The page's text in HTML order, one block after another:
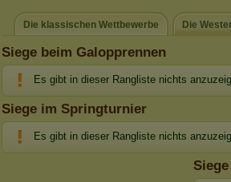
Die klassischen Wettbewerbe Die
Siege beim Galopprennen
Es gibt in dieser Rangliste nichts
Siege im Springturnier
Es gibt in dieser Rangliste nichts